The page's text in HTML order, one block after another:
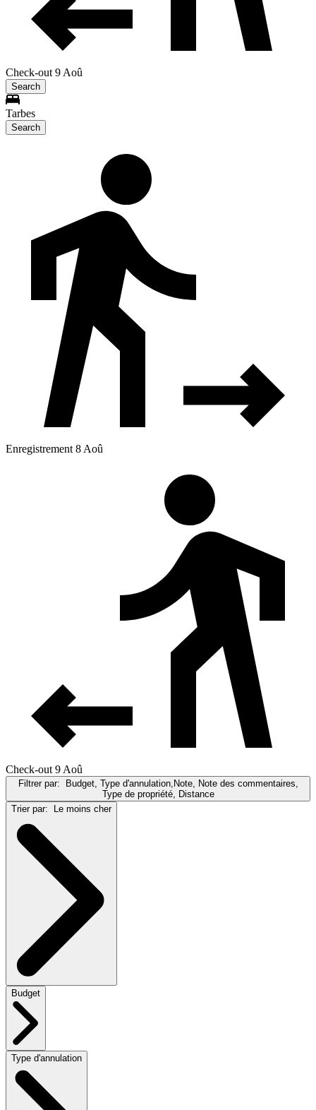
Check-out 9 Aoû
Search
Tarbes
Search
Enregistrement 8 Aoû
Check-out 9 Aoû
Filtrer par:
Budget, Type d'annulation,Note, Note des commentaires,
Type de propriété, Distance
Trier par:
Le moins cher
Budget
Type d'annulation